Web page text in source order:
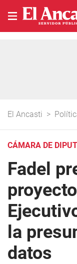
El Ancasti >
CÁMARA DE
Fadel
la
datos